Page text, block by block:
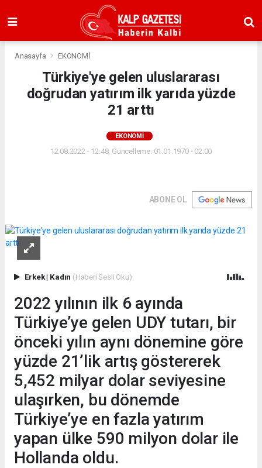
Anasayfa EKONOMİ
Türkiye'ye gelen uluslararası
doğrudan yatırım ilk yarıda yüzde
21 arttı
EKONOMİ
12.08.2022 - 12:48, Güncelleme: 01.01.1970 - 02:00
ABONE OL
Erkek| Kadın (Haberi Sesli Oku)
2022 yılının ilk 6 ayında
Türkiye’ye gelen UDY tutarı, bir
önceki yılın aynı dönemine göre
yüzde 21’lik artış göstererek
5,452 milyar dolar seviyesine
ulaşırken, bu dönemde
Türkiye’ye en fazla yatırım
yapan ülke 590 milyon dolar ile
Hollanda oldu.